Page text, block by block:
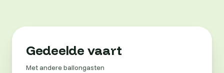
Gedeelde vaart
Met andere ballongasten